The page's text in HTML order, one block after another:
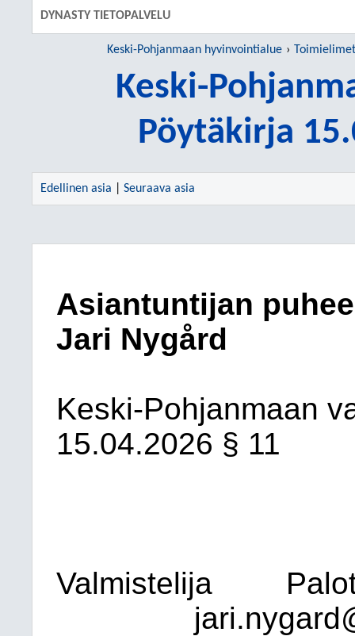
DYNASTY TIETOPALVELU
Keski-Pohjanmaan hyvinvointialue Toimielimet
Keski-
Pöytäkirja
Edellinen asia Seuraava asia
Asiantuntijan
Jari Nygård
Keski-Pohjanmaan
15.04.2026 § 11
Valmistelija